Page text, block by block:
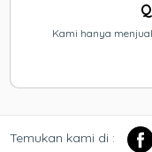
Kami hanya
Temukan kami di :